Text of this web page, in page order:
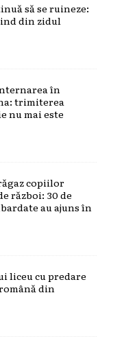
să se ruineze:
din zidul
în
trimiterea
nu mai este
copiilor
război: 30 de
au ajuns în
liceu cu predare
din